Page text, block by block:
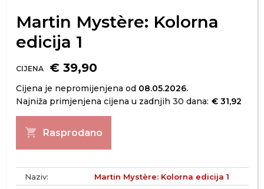
Martin Mystère: Kolorna
edicija 1
CIJENA € 39,90
Cijena je nepromijenjena od 08.05.2026.
Najniža primjenjena cijena u zadnjih 30 dana: € 31,92
shopping_cart Rasprodano
Naziv:
Martin Mystère: Kolorna edicija 1